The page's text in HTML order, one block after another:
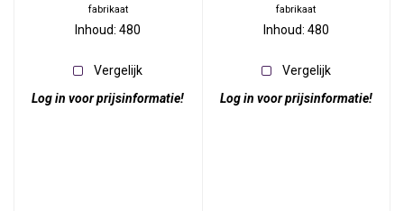
fabrikaat
Inhoud: 480
Vergelijk
Log in voor prijsinformatie!
fabrikaat
Inhoud: 480
Vergelijk
Log in voor prijsinformatie!